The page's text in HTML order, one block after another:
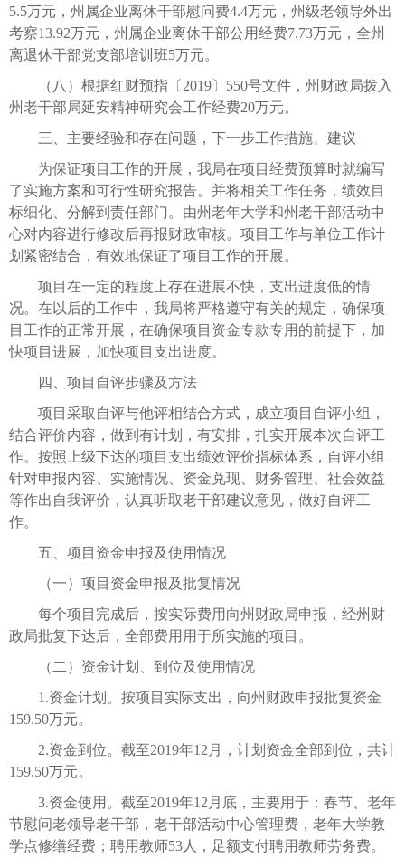
5.5万元，州属企业离休干部慰问费4.4万元，州级老领导外出
考察13.92万元，州属企业离休干部公用经费7.73万元，全州
离退休干部党支部培训班5万元。
（八）根据红财预指〔2019〕550号文件，州财政局拨入
州老干部局延安精神研究会工作经费20万元。
三、主要经验和存在问题，下一步工作措施、建议
为保证项目工作的开展，我局在项目经费预算时就编写
了实施方案和可行性研究报告。并将相关工作任务，绩效目
标细化、分解到责任部门。由州老年大学和州老干部活动中
心对内容进行修改后再报财政审核。项目工作与单位工作计
划紧密结合，有效地保证了项目工作的开展。
项目在一定的程度上存在进展不快，支出进度低的情
况。在以后的工作中，我局将严格遵守有关的规定，确保项
目工作的正常开展，在确保项目资金专款专用的前提下，加
快项目进展，加快项目支出进度。
四、项目自评步骤及方法
项目采取自评与他评相结合方式，成立项目自评小组，
结合评价内容，做到有计划，有安排，扎实开展本次自评工
作。按照上级下达的项目支出绩效评价指标体系，自评小组
针对申报内容、实施情况、资金兑现、财务管理、社会效益
等作出自我评价，认真听取老干部建议意见，做好自评工
作。
五、项目资金申报及使用情况
（一）项目资金申报及批复情况
每个项目完成后，按实际费用向州财政局申报，经州财
政局批复下达后，全部费用用于所实施的项目。
（二）资金计划、到位及使用情况
1.资金计划。按项目实际支出，向州财政申报批复资金
159.50万元。
2.资金到位。截至2019年12月，计划资金全部到位，共计
159.50万元。
3.资金使用。截至2019年12月底，主要用于：春节、老年
节慰问老领导老干部，老干部活动中心管理费，老年大学教
学点修缮经费；聘用教师53人，足额支付聘用教师劳务费。